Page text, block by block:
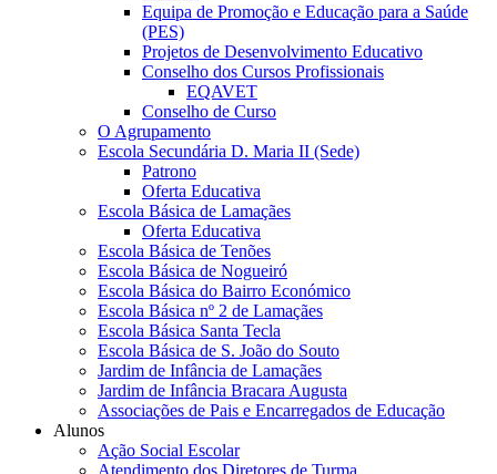
Equipa de Promoção e Educação para a Saúde
(PES)
Projetos de Desenvolvimento Educativo
Conselho dos Cursos Profissionais
EQAVET
Conselho de Curso
O Agrupamento
Escola Secundária D. Maria II (Sede)
Patrono
Oferta Educativa
Escola Básica de Lamaçães
Oferta Educativa
Escola Básica de Tenões
Escola Básica de Nogueiró
Escola Básica do Bairro Económico
Escola Básica nº 2 de Lamaçães
Escola Básica Santa Tecla
Escola Básica de S. João do Souto
Jardim de Infância de Lamaçães
Jardim de Infância Bracara Augusta
Associações de Pais e Encarregados de Educação
Alunos
Ação Social Escolar
Atendimento dos Diretores de Turma